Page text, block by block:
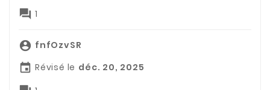
 1
 fnfOzvSR
 Révisé le déc. 20, 2025